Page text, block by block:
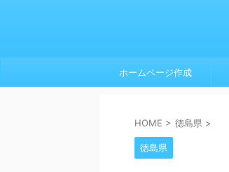
ホームページ作成
HOME > 徳島県 >
徳島県